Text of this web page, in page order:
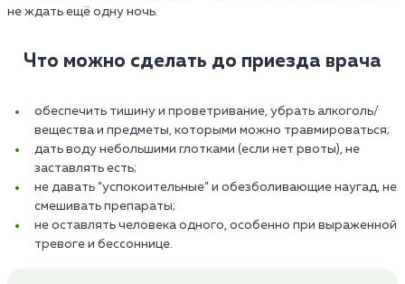
не ждать ещё одну ночь.
Что можно сделать до приезда врача
обеспечить тишину и проветривание, убрать алкоголь/
вещества и предметы, которыми можно травмироваться;
дать воду небольшими глотками (если нет рвоты), не
заставлять есть;
не давать “успокоительные” и обезболивающие наугад, не
смешивать препараты;
не оставлять человека одного, особенно при выраженной
тревоге и бессоннице.